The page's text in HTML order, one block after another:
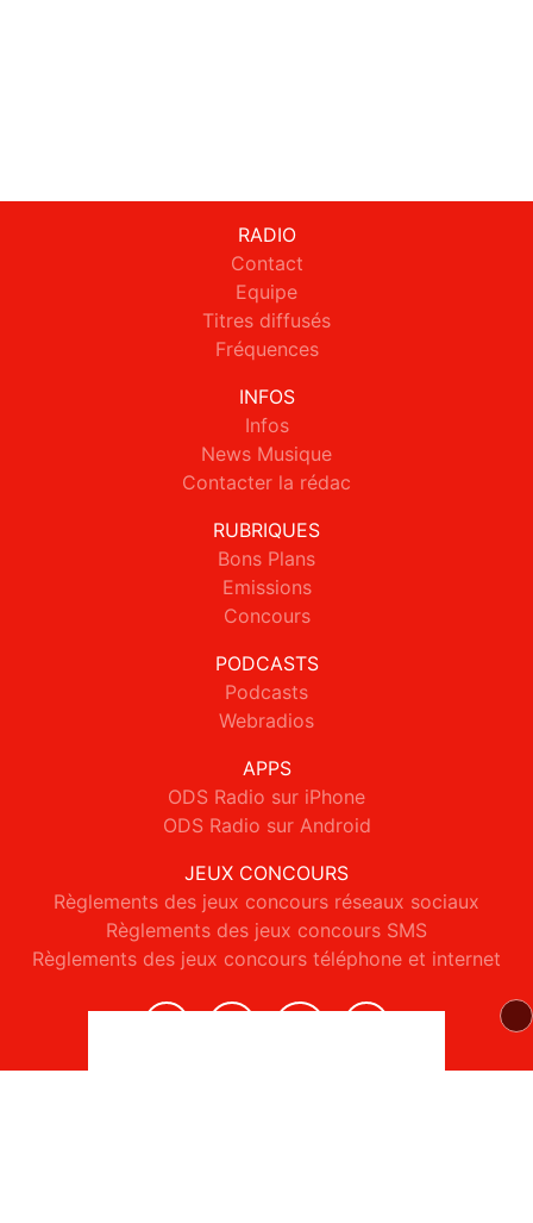
RADIO
Contact
Equipe
Titres diffusés
Fréquences
INFOS
Infos
News Musique
Contacter la rédac
RUBRIQUES
Bons Plans
Emissions
Concours
PODCASTS
Podcasts
Webradios
APPS
ODS Radio sur iPhone
ODS Radio sur Android
JEUX CONCOURS
Règlements des jeux concours réseaux sociaux
Règlements des jeux concours SMS
Règlements des jeux concours téléphone et internet